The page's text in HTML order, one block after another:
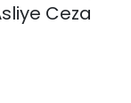
Ceza